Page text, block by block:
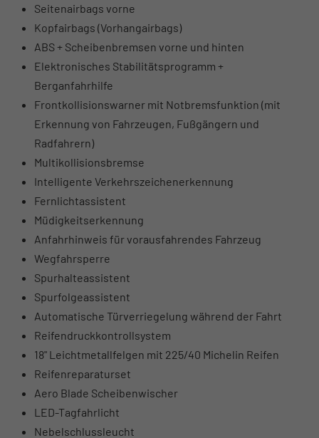
Seitenairbags vorne
Kopfairbags (Vorhangairbags)
ABS + Scheibenbremsen vorne und hinten
Elektronisches Stabilitätsprogramm +
Berganfahrhilfe
Frontkollisionswarner mit Notbremsfunktion (mit
Erkennung von Fahrzeugen, Fußgängern und
Radfahrern)
Multikollisionsbremse
Intelligente Verkehrszeichenerkennung
Fernlichtassistent
Müdigkeitserkennung
Anfahrhinweis für vorausfahrendes Fahrzeug
Wegfahrsperre
Spurhalteassistent
Spurfolgeassistent
Automatische Türverriegelung während der Fahrt
Reifendruckkontrollsystem
18" Leichtmetallfelgen mit 225/40 Michelin Reifen
Reifenreparaturset
Aero Blade Scheibenwischer
LED-Tagfahrlicht
Nebelschlussleucht